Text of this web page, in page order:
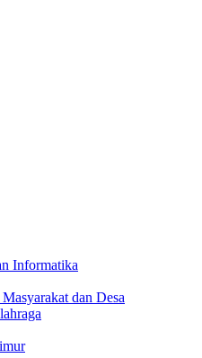
Informatika
dan Desa